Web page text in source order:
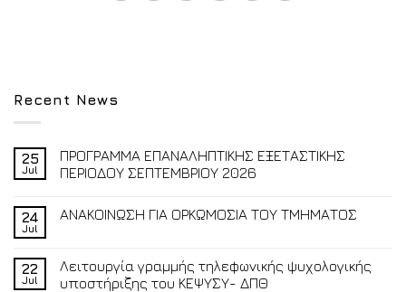
Recent News
25
Jul
ΠΡΟΓΡΑΜΜΑ ΕΠΑΝΑΛΗΠΤΙΚΗΣ ΕΞΕΤΑΣΤΙΚΗΣ
ΠΕΡΙΟΔΟΥ ΣΕΠΤΕΜΒΡΙΟΥ 2026
24
Jul
ΑΝΑΚΟΙΝΩΣΗ ΓΙΑ ΟΡΚΩΜΟΣΙΑ ΤΟΥ ΤΜΗΜΑΤΟΣ
22
Jul
Λειτουργία γραμμής τηλεφωνικής ψυχολογικής
υποστήριξης του ΚΕΨΥΣΥ- ΔΠΘ